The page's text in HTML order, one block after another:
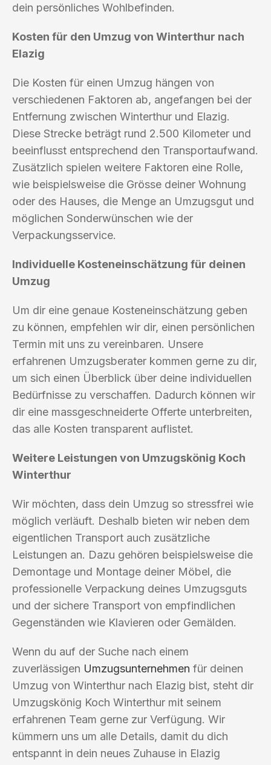
dein persönliches Wohlbefinden.
Kosten für den Umzug von Winterthur nach
Elazig
Die Kosten für einen Umzug hängen von
verschiedenen Faktoren ab, angefangen bei der
Entfernung zwischen Winterthur und Elazig.
Diese Strecke beträgt rund 2.500 Kilometer und
beeinflusst entsprechend den Transportaufwand.
Zusätzlich spielen weitere Faktoren eine Rolle,
wie beispielsweise die Grösse deiner Wohnung
oder des Hauses, die Menge an Umzugsgut und
möglichen Sonderwünschen wie der
Verpackungsservice.
Individuelle Kosteneinschätzung für deinen
Umzug
Um dir eine genaue Kosteneinschätzung geben
zu können, empfehlen wir dir, einen persönlichen
Termin mit uns zu vereinbaren. Unsere
erfahrenen Umzugsberater kommen gerne zu dir,
um sich einen Überblick über deine individuellen
Bedürfnisse zu verschaffen. Dadurch können wir
dir eine massgeschneiderte Offerte unterbreiten,
das alle Kosten transparent auflistet.
Weitere Leistungen von Umzugskönig Koch
Winterthur
Wir möchten, dass dein Umzug so stressfrei wie
möglich verläuft. Deshalb bieten wir neben dem
eigentlichen Transport auch zusätzliche
Leistungen an. Dazu gehören beispielsweise die
Demontage und Montage deiner Möbel, die
professionelle Verpackung deines Umzugsguts
und der sichere Transport von empfindlichen
Gegenständen wie Klavieren oder Gemälden.
Wenn du auf der Suche nach einem
zuverlässigen Umzugsunternehmen für deinen
Umzug von Winterthur nach Elazig bist, steht dir
Umzugskönig Koch Winterthur mit seinem
erfahrenen Team gerne zur Verfügung. Wir
kümmern uns um alle Details, damit du dich
entspannt in dein neues Zuhause in Elazig